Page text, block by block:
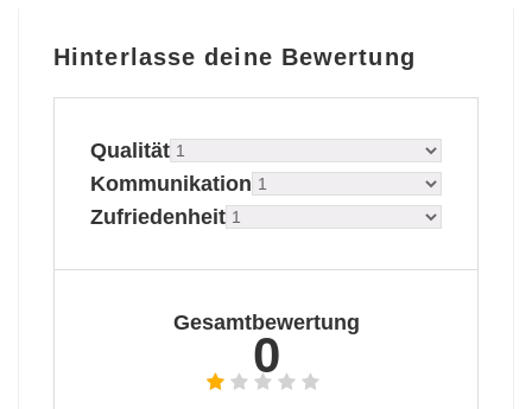
Hinterlasse deine Bewertung
Qualität
Kommunikation
Zufriedenheit
Gesamtbewertung
0